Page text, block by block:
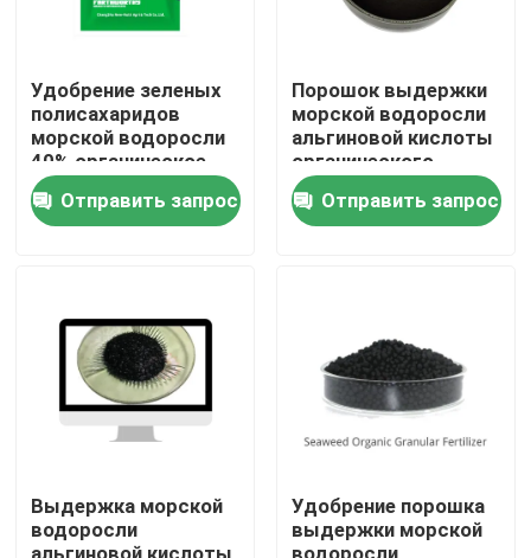
Аминокислотные органические удобрения
Удобрение азота органическое
Удобрение Humate калия
Порошок Fulvic кисловочный
Гуминовая кислота натрия
Удобрение зеленых
полисахаридов
морской водоросли
40% органическое
Отправить запрос
Порошок выдержки
морской водоросли
альгиновой кислоты
органического
содержания 18% K2O
18% 50%
Отправить запрос
Выдержка морской
водоросли
альгиновой кислоты
Удобрение порошка
выдержки морской
водоросли